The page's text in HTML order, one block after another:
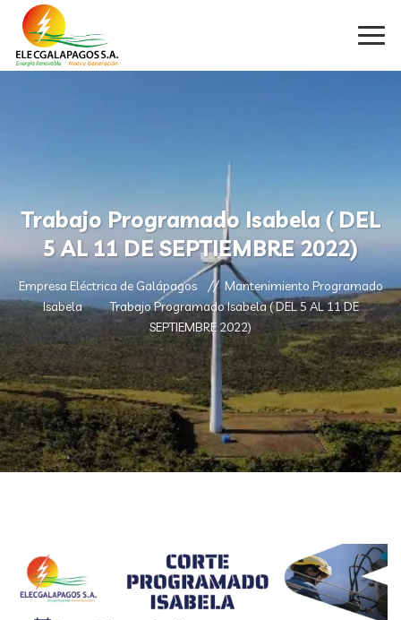
Trabajo Programado Isabela ( DEL
5 AL 11 DE SEPTIEMBRE 2022)
Empresa Eléctrica de Galápagos
Mantenimiento Programado
Isabela
Trabajo Programado Isabela ( DEL 5 AL 11 DE
SEPTIEMBRE 2022)